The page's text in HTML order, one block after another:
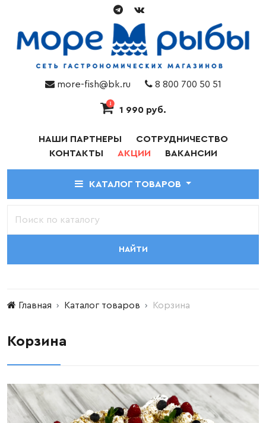
more-fish@bk.ru 8 800 700 50 51
1
1 990 руб.
НАШИ ПАРТНЕРЫ
СОТРУДНИЧЕСТВО
КОНТАКТЫ
АКЦИИ ВАКАНСИИ
КАТАЛОГ ТОВАРОВ
НАЙТИ
Главная Каталог товаров Корзина
Корзина